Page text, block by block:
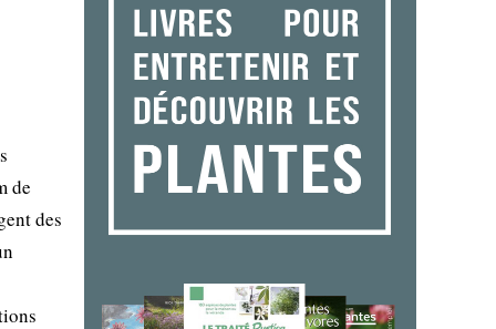
de
des